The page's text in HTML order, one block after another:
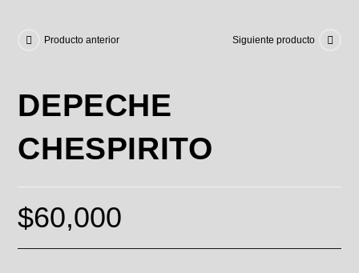
Producto anterior Siguiente producto
DEPECHE
CHESPIRITO
$60,000